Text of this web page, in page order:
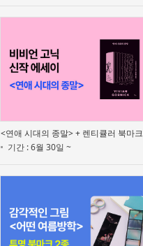
<연애 시대의 종말> + 렌티큘러 북마크
기간 : 6월 30일 ~